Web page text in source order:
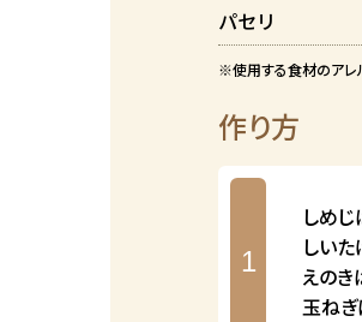
パセリ
※使用する食材のアレ
作り方
1
しめ
しい
えのき
玉ねぎ